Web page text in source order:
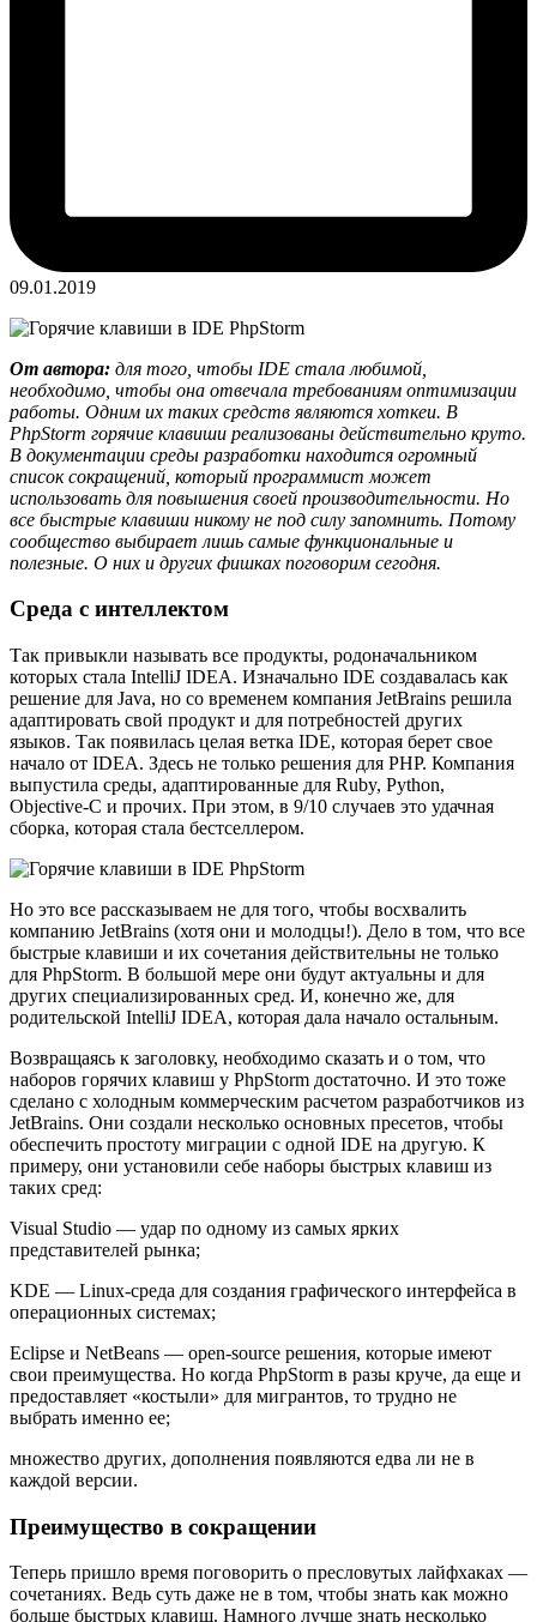
09.01.2019
От автора: для того, чтобы IDE стала любимой,
необходимо, чтобы она отвечала требованиям оптимизации
работы. Одним их таких средств являются хоткеи. В
PhpStorm горячие клавиши реализованы действительно круто.
В документации среды разработки находится огромный
список сокращений, который программист может
использовать для повышения своей производительности. Но
все быстрые клавиши никому не под силу запомнить. Потому
сообщество выбирает лишь самые функциональные и
полезные. О них и других фишках поговорим сегодня.
Среда с интеллектом
Так привыкли называть все продукты, родоначальником
которых стала IntelliJ IDEA. Изначально IDE создавалась как
решение для Java, но со временем компания JetBrains решила
адаптировать свой продукт и для потребностей других
языков. Так появилась целая ветка IDE, которая берет свое
начало от IDEA. Здесь не только решения для PHP. Компания
выпустила среды, адаптированные для Ruby, Python,
Objective-C и прочих. При этом, в 9/10 случаев это удачная
сборка, которая стала бестселлером.
Но это все рассказываем не для того, чтобы восхвалить
компанию JetBrains (хотя они и молодцы!). Дело в том, что все
быстрые клавиши и их сочетания действительны не только
для PhpStorm. В большой мере они будут актуальны и для
других специализированных сред. И, конечно же, для
родительской IntelliJ IDEA, которая дала начало остальным.
Возвращаясь к заголовку, необходимо сказать и о том, что
наборов горячих клавиш у PhpStorm достаточно. И это тоже
сделано с холодным коммерческим расчетом разработчиков из
JetBrains. Они создали несколько основных пресетов, чтобы
обеспечить простоту миграции с одной IDE на другую. К
примеру, они установили себе наборы быстрых клавиш из
таких сред:
Visual Studio — удар по одному из самых ярких
представителей рынка;
KDE — Linux-среда для создания графического интерфейса в
операционных системах;
Eclipse и NetBeans — open-source решения, которые имеют
свои преимущества. Но когда PhpStorm в разы круче, да еще и
предоставляет «костыли» для мигрантов, то трудно не
выбрать именно ее;
множество других, дополнения появляются едва ли не в
каждой версии.
Преимущество в сокращении
Теперь пришло время поговорить о пресловутых лайфхаках —
сочетаниях. Ведь суть даже не в том, чтобы знать как можно
больше быстрых клавиш. Намного лучше знать несколько